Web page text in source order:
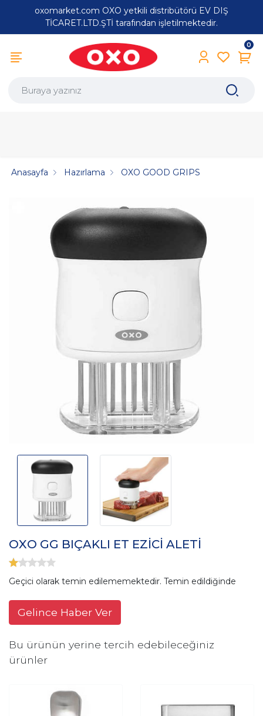
oxomarket.com OXO yetkili distribütörü EV DIŞ
TİCARET.LTD.ŞTİ tarafından işletilmektedir.
0
Anasayfa Hazırlama OXO GOOD GRIPS
OXO GG BIÇAKLI ET EZİCİ ALETİ
Geçici olarak temin edilememektedir. Temin edildiğinde
Gelince Haber Ver
Bu ürünün yerine tercih edebileceğiniz
ürünler